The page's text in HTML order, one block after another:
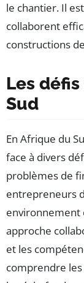
le chantier. Il
collaborent
constructions
Les
Sud
En Afrique du
face à divers
problèmes de
entrepreneurs
environnement
approche
et les
comprendre